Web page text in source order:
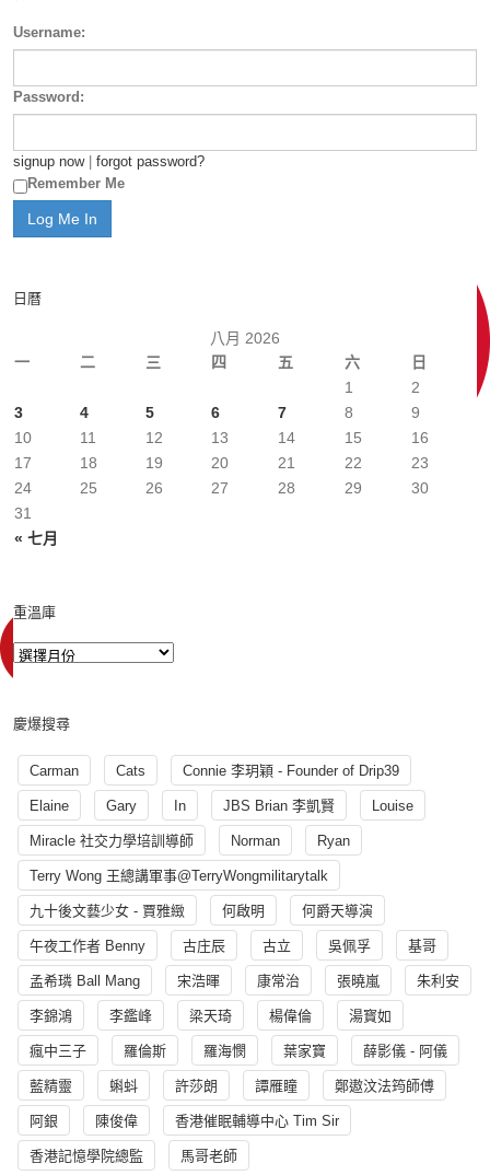
Username:
Password:
signup now| forgot password?
Remember Me
日曆
八月 2026
一
二 三 四 五 六 日
« 七月
1
2
3
4 5 6 7 8
9
10
11 12 13 14 15
16
17
18 19 20 21 22
23
24
25 26 27 28 29
30
31
重溫庫
慶爆搜尋
Carman Cats Connie 李玥穎 - Founder of Drip39
Elaine Gary In JBS Brian 李凱賢 Louise
Miracle 社交力學培訓導師 Norman Ryan
Terry Wong 王總講軍事@TerryWongmilitarytalk
九十後文藝少女 - 賈雅緻 何啟明 何爵天導演
午夜工作者 Benny 古庄辰 古立 吳佩孚 基哥
孟希璘 Ball Mang 宋浩暉 康常治 張曉嵐 朱利安
李錦鴻 李鑑峰 梁天琦 楊偉倫 湯寳如
瘋中三子 羅倫斯 羅海憫 葉家寶 薛影儀 - 阿儀
藍精靈 蝌蚪 許莎朗 譚雁瞳 鄭遨汶法筠師傅
阿銀 陳俊偉 香港催眠輔導中心 Tim Sir
香港記憶學院總監 馬哥老師